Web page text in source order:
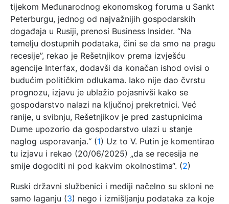
tijekom Međunarodnog ekonomskog foruma u Sankt
Peterburgu, jednog od najvažnijih gospodarskih
događaja u Rusiji, prenosi Business Insider. “Na
temelju dostupnih podataka, čini se da smo na pragu
recesije”, rekao je Rešetnjikov prema izvješću
agencije Interfax, dodavši da konačan ishod ovisi o
budućim političkim odlukama. Iako nije dao čvrstu
prognozu, izjavu je ublažio pojasnivši kako se
gospodarstvo nalazi na ključnoj prekretnici. Već
ranije, u svibnju, Rešetnjikov je pred zastupnicima
Dume upozorio da gospodarstvo ulazi u stanje
naglog usporavanja.“ (1) Uz to V. Putin je komentirao
tu izjavu i rekao (20/06/2025) „da se recesija ne
smije dogoditi ni pod kakvim okolnostima“. (2)
Ruski državni službenici i mediji načelno su skloni ne
samo laganju (3) nego i izmišljanju podataka za koje